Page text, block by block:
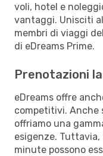
voli, hotel e
vantaggi. Unisciti
membri di viaggi
di eDreams Prime.
Prenotazioni
eDreams offre
competitivi. Anche
offriamo una
esigenze.
minute possono